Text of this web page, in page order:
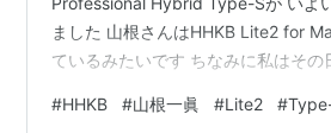
ました 山根さんはHHKB Lite2 for
ているみたいです ちなみに私はその
式のType-S より打鍵感は劣っている
#HHKB #山根一眞 #Lite2 #